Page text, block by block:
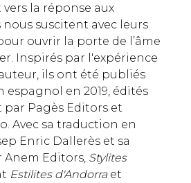
la réponse aux
nous suscitent avec leurs
ouvrir la porte de l’âme
Inspirés par l'expérience
ils ont été publiés
espagnol en 2019, édités
Pagès Editors et
Avec sa traduction en
Enric Dallerès et sa
Editors, Stylites
Estilites d'Andorraet